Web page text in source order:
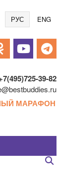
РУС ENG
39-82
МАРАФОН